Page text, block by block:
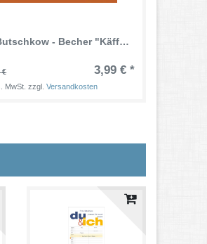
Peter Butschkow - Becher "Käffchen?"
€ 3,99 € *
MwSt. zzgl.Versandkosten